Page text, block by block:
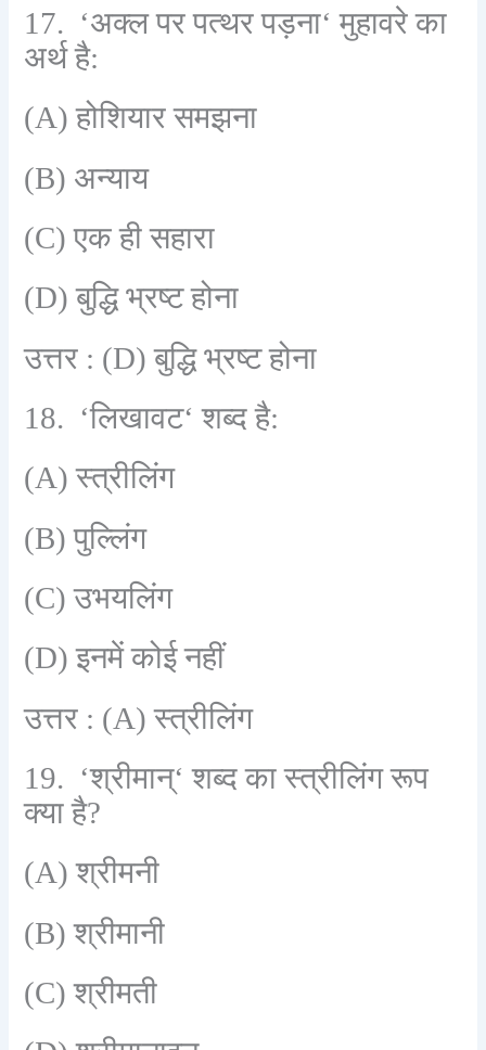
17. ‘अक्ल पर पत्थर पड़ना‘मुहावरे का
अर्थ है:
(A)होशियार समझना
(B) अन्याय
(C)एक ही सहारा
(D)बुद्धि भ्रष्ट होना
उत्तर : (D)बुद्धि भ्रष्ट होना
18. ‘लिखावट‘शब्द है:
(A)स्त्रीलिंग
(B)पुल्लिंग
(C)उभयलिंग
(D)इनमें कोई नहीं
उत्तर : (A)स्त्रीलिंग
19. ‘श्रीमान्‘शब्द का स्त्रीलिंग रूप
क्या है?
(A)श्रीमनी
(B)श्रीमानी
(C)श्रीमती